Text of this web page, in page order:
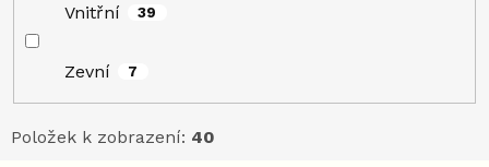
Vnitřní 39
Zevní 7
Položek k zobrazení: 40